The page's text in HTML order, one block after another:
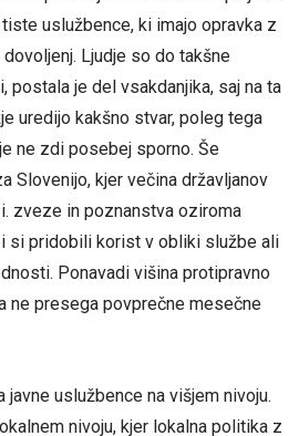
uslužbence, ki imajo opravka z
Ljudje so do takšne
postala je del vsakdanjika, saj na ta
uredijo kakšno stvar, poleg tega
ne zdi posebej sporno. Še
Slovenijo, kjer večina državljanov
zveze in poznanstva oziroma
si pridobili korist v obliki službe ali
Ponavadi višina protipravno
ne presega povprečne mesečne
uslužbence na višjem nivoju.
nivoju, kjer lokalna politika z